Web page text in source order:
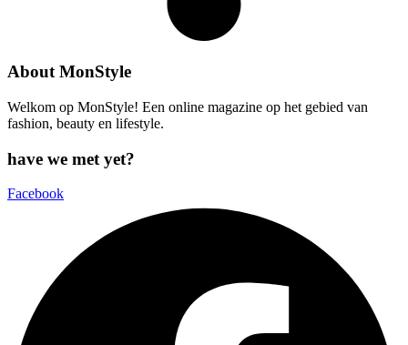
About MonStyle
Welkom op MonStyle! Een online magazine op het gebied van
fashion, beauty en lifestyle.
have we met yet?
Facebook